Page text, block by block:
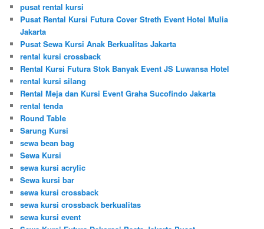
pusat rental kursi
Pusat Rental Kursi Futura Cover Streth Event Hotel Mulia
Jakarta
Pusat Sewa Kursi Anak Berkualitas Jakarta
rental kursi crossback
Rental Kursi Futura Stok Banyak Event JS Luwansa Hotel
rental kursi silang
Rental Meja dan Kursi Event Graha Sucofindo Jakarta
rental tenda
Round Table
Sarung Kursi
sewa bean bag
Sewa Kursi
sewa kursi acrylic
Sewa kursi bar
sewa kursi crossback
sewa kursi crossback berkualitas
sewa kursi event